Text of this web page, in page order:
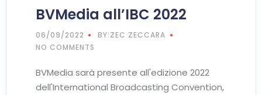
BVMedia all’IBC 2022
06/09/2022
BY:ZEC ZECCARA
NO COMMENTS
BVMedia sarà presente all'edizione 2022
dell'International Broadcasting Convention,